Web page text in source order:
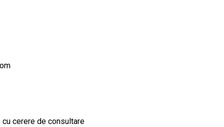
cerere de consultare